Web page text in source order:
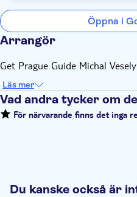
Öppna i
Arrangör
Get Prague Guide Michal Vesely
Läs mer
Vad andra tycker om
För närvarande finns det inga
Du kanske också är